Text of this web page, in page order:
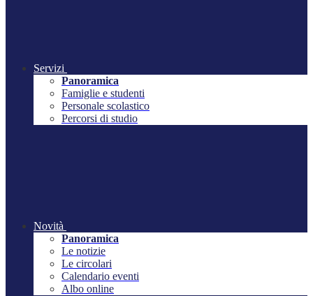
Servizi
Panoramica
Famiglie e studenti
Personale scolastico
Percorsi di studio
Novità
Panoramica
Le notizie
Le circolari
Calendario eventi
Albo online